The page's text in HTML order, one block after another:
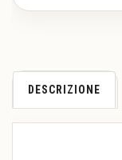
DESCRIZIONE